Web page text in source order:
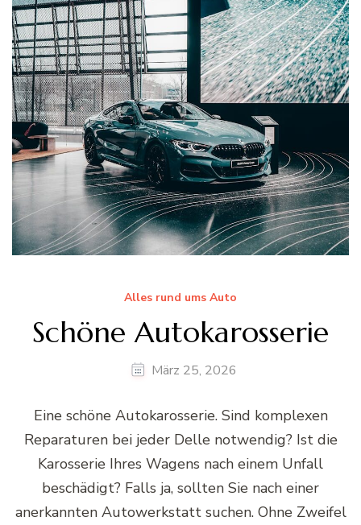
Alles rund ums Auto
Schöne Autokarosserie
März 25, 2026
Eine schöne Autokarosserie. Sind komplexen
Reparaturen bei jeder Delle notwendig? Ist die
Karosserie Ihres Wagens nach einem Unfall
beschädigt? Falls ja, sollten Sie nach einer
anerkannten Autowerkstatt suchen. Ohne Zweifel